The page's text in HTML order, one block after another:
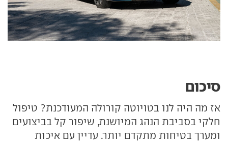
סיכום
אז מה היה לנו בטויוטה קורולה המעודכנת? טיפול
חלקי בסביבת הנהג המיושנת, שיפור קל בביצועים
ומערך בטיחות מתקדם יותר. עדיין עם איכות